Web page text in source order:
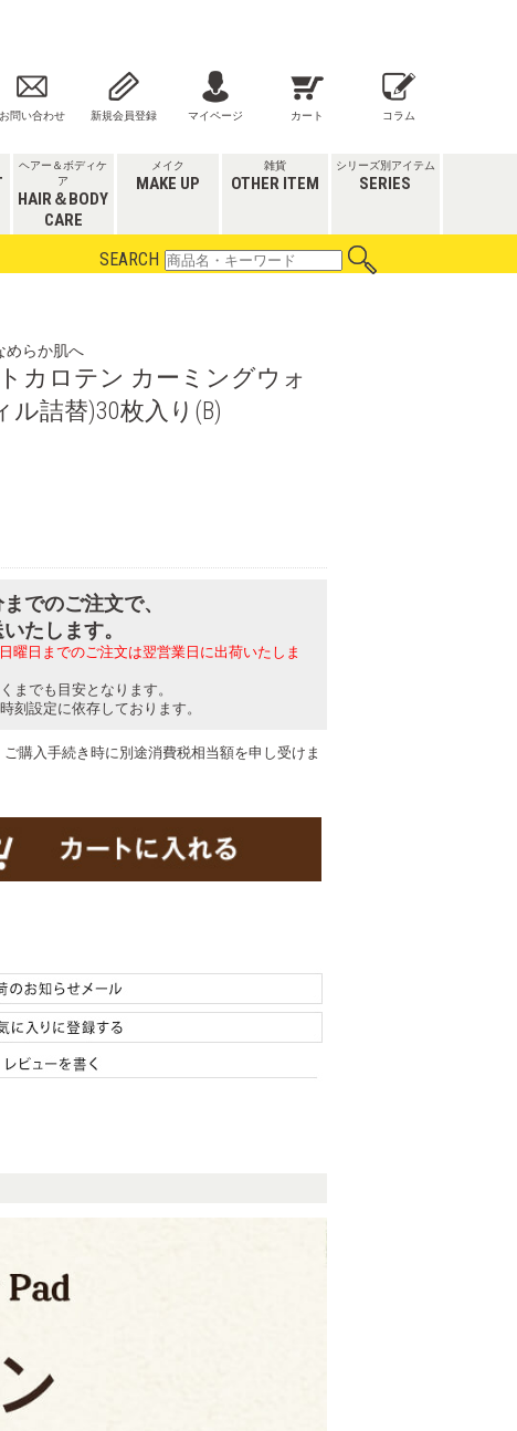
お問い合わせ 新規会員登録 マイページ カート コラム
ヘアー＆ボディケ
ア
HAIR＆BODY
CARE
メイク
MAKE UP
雑貨
OTHER ITEM
シリーズ別アイテム
SERIES
SEARCH
めらか肌へ
カロテン カーミングウォ
詰替)30枚入り(B)
でのご注文で、
たします。
曜日までのご注文は翌営業日に出荷いたしま
までも目安となります。
刻設定に依存しております。
購入手続き時に別途消費税相当額を申し受けま